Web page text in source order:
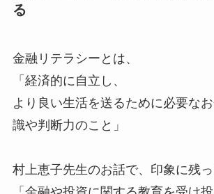
る
金融リテラシーとは、
「経済的に自立し、
より良い生活を送るために必要な
識や判断力のこと」
村上恵子先生のお話で、印象に残っ